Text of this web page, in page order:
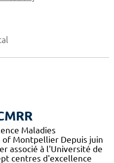
Maladies
of Montpellier Depuis juin
associé à l'Université de
centres d'excellence